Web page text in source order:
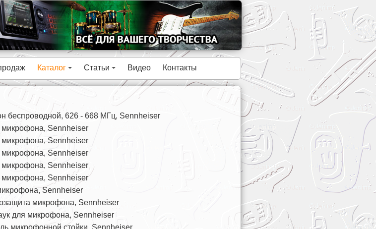
Каталог Статьи Видео Контакты
беспроводной, 626 - 668 МГц, Sennheiser
Sennheiser
Sennheiser
Sennheiser
Sennheiser
Sennheiser
Sennheiser
микрофона, Sennheiser
для микрофона, Sennheiser
микрофонной стойки, Sennheiser